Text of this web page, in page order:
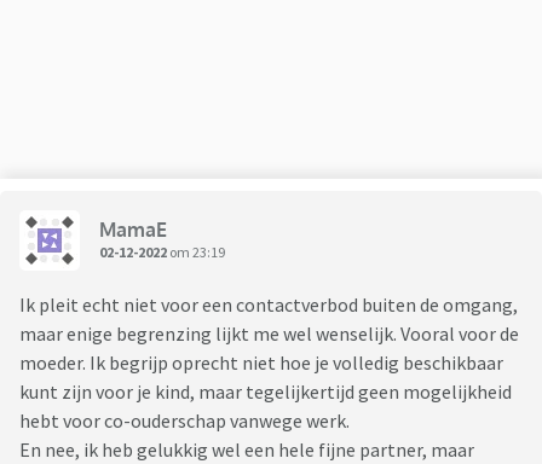
MamaE
02-12-2022 om 23:19
Ik pleit echt niet voor een contactverbod buiten de omgang,
maar enige begrenzing lijkt me wel wenselijk. Vooral voor de
moeder. Ik begrijp oprecht niet hoe je volledig beschikbaar
kunt zijn voor je kind, maar tegelijkertijd geen mogelijkheid
hebt voor co-ouderschap vanwege werk.
En nee, ik heb gelukkig wel een hele fijne partner, maar